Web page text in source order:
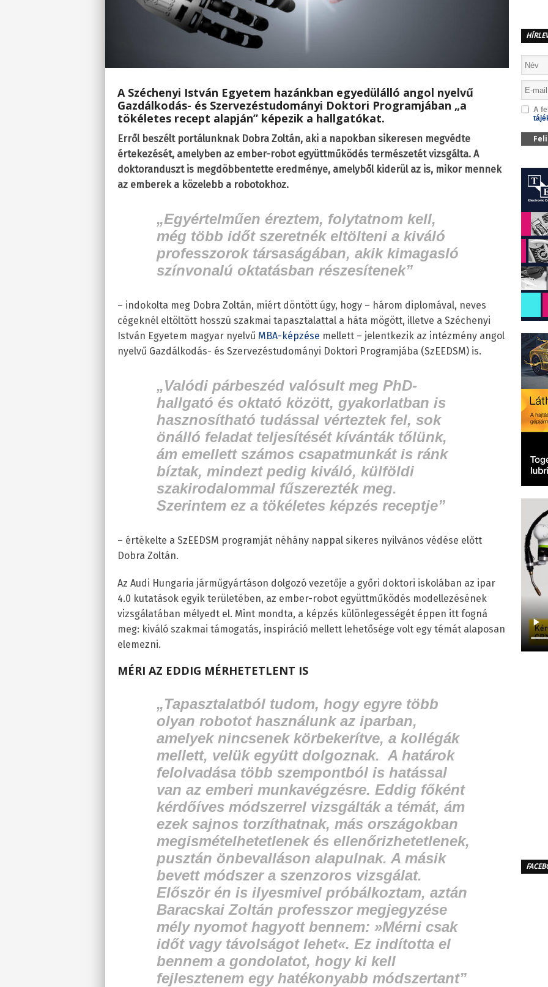
A Széchenyi István Egyetem hazánkban egyedülálló angol nyelvű
Gazdálkodás- és Szervezéstudományi Doktori Programjában „a
tökéletes recept alapján” képezik a hallgatókat.
Erről beszélt portálunknak Dobra Zoltán, aki a napokban sikeresen megvédte
értekezését, amelyben az ember-robot együttműködés természetét vizsgálta. A
doktoranduszt is megdöbbentette eredménye, amelyből kiderül az is, mikor mennek
az emberek a közelebb a robotokhoz.
„Egyértelműen éreztem, folytatnom kell,
még több időt szeretnék eltölteni a kiváló
professzorok társaságában, akik kimagasló
színvonalú oktatásban részesítenek”
– indokolta meg Dobra Zoltán, miért döntött úgy, hogy – három diplomával, neves
cégeknél eltöltött hosszú szakmai tapasztalattal a háta mögött, illetve a Széchenyi
István Egyetem magyar nyelvű MBA-képzése mellett – jelentkezik az intézmény angol
nyelvű Gazdálkodás- és Szervezéstudományi Doktori Programjába (SzEEDSM) is.
„Valódi párbeszéd valósult meg PhD-
hallgató és oktató között, gyakorlatban is
hasznosítható tudással vérteztek fel, sok
önálló feladat teljesítését kívánták tőlünk,
ám emellett számos csapatmunkát is ránk
bíztak, mindezt pedig kiváló, külföldi
szakirodalommal fűszerezték meg.
Szerintem ez a tökéletes képzés receptje”
– értékelte a SzEEDSM programját néhány nappal sikeres nyilvános védése előtt
Dobra Zoltán.
Az Audi Hungaria járműgyártáson dolgozó vezetője a győri doktori iskolában az ipar
4.0 kutatások egyik területében, az ember-robot együttműködés modellezésének
vizsgálatában mélyedt el. Mint mondta, a képzés különlegességét éppen itt fogná
meg: kiváló szakmai támogatás, inspiráció mellett lehetősége volt egy témát alaposan
elemezni.
MÉRI AZ EDDIG MÉRHETETLENT IS
„Tapasztalatból tudom, hogy egyre több
olyan robotot használunk az iparban,
amelyek nincsenek körbekerítve, a kollégák
mellett, velük együtt dolgoznak. A határok
felolvadása több szempontból is hatással
van az emberi munkavégzésre. Eddig főként
kérdőíves módszerrel vizsgálták a témát, ám
ezek sajnos torzíthatnak, más országokban
megismételhetetlenek és ellenőrizhetetlenek,
pusztán önbevalláson alapulnak. A másik
bevett módszer a szenzoros vizsgálat.
Először én is ilyesmivel próbálkoztam, aztán
Baracskai Zoltán professzor megjegyzése
mély nyomot hagyott bennem: »Mérni csak
időt vagy távolságot lehet«. Ez indította el
bennem a gondolatot, hogy ki kell
fejlesztenem egy hatékonyabb módszertant”
A